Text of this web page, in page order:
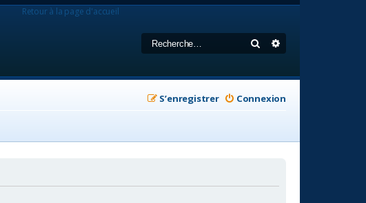
Rechercher
Retour à la page d'accueil
Connexion
S’enregistrer